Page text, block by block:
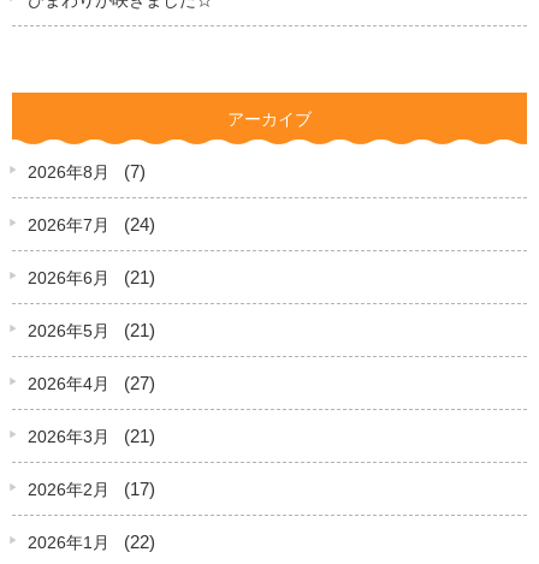
アーカイブ
2026年8月 (7)
2026年7月 (24)
2026年6月 (21)
2026年5月 (21)
2026年4月 (27)
2026年3月 (21)
2026年2月 (17)
2026年1月 (22)